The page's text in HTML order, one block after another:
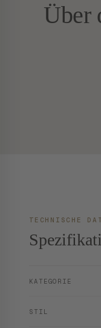
Über
TECHNISCHE
KATEGORIE
STIL